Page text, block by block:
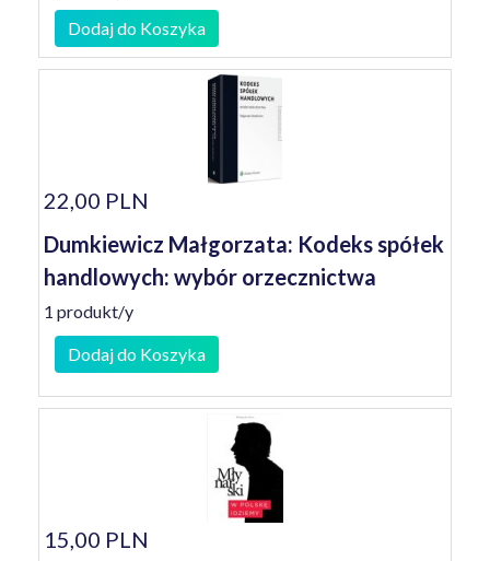
Dodaj do Koszyka
22,00 PLN
Dumkiewicz Małgorzata: Kodeks spółek
handlowych: wybór orzecznictwa
1 produkt/y
Dodaj do Koszyka
15,00 PLN